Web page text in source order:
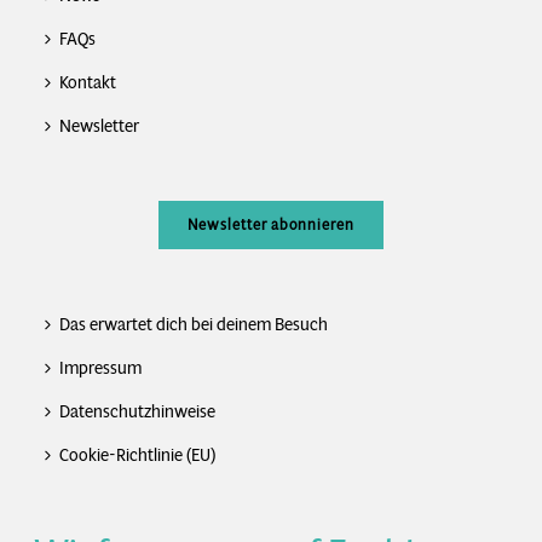
FAQs
Kontakt
Newsletter
Newsletter abonnieren
Das erwartet dich bei deinem Besuch
Impressum
Datenschutzhinweise
Cookie-Richtlinie (EU)